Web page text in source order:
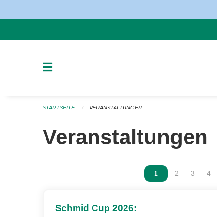
STARTSEITE VERANSTALTUNGEN
Veranstaltungen
Vous êtes sur la
1 Vous êtes
2 Vous
3 4
Schmid Cup 2026: